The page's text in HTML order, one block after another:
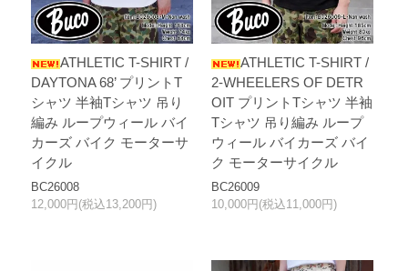
ATHLETIC T-SHIRT /
DAYTONA 68’ プリントT
シャツ 半袖Tシャツ 吊り
編み ループウィール バイ
カーズ バイク モーターサ
イクル
BC26008
12,000円(税込13,200円)
ATHLETIC T-SHIRT /
2-WHEELERS OF DETR
OIT プリントTシャツ 半袖
Tシャツ 吊り編み ループ
ウィール バイカーズ バイ
ク モーターサイクル
BC26009
10,000円(税込11,000円)